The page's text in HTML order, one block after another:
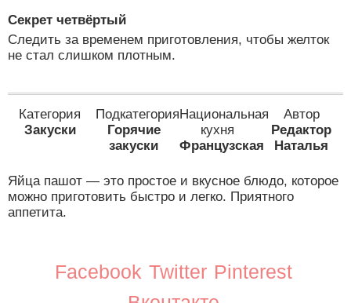
Секрет четвёртый
Следить за временем приготовления, чтобы желток
не стал слишком плотным.
Категория
Закуски
Подкатегория
Горячие
закуски
Национальная
кухня
Французская
Автор
Редактор
Наталья
Яйца пашот — это простое и вкусное блюдо, которое
можно приготовить быстро и легко. Приятного
аппетита.
Facebook Twitter Pinterest